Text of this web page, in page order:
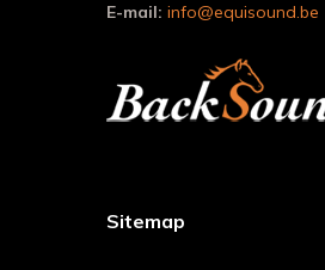
E-mail: info@equisound.be
Sitemap